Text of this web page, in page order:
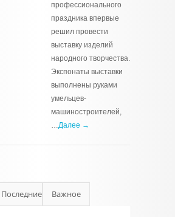
профессионального
праздника впервые
решил провести
выставку изделий
народного творчества.
Экспонаты выставки
выполнены руками
умельцев-
машиностроителей,
…Далее →
Последние Важное